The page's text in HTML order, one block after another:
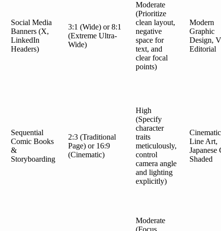
Social Media
Banners (X,
LinkedIn
Headers)
3:1 (Wide) or 8:1
(Extreme Ultra-
Wide)
Moderate
(Prioritize
clean layout,
negative
space for
text, and
clear focal
points)
Modern
Graphic
Design,
Editorial
Sequential
Comic Books
&
Storyboarding
2:3 (Traditional
Page) or 16:9
(Cinematic)
High
(Specify
character
traits
meticulously,
control
camera angle
and lighting
explicitly)
Line Art,
Japanese
Shaded
Moderate